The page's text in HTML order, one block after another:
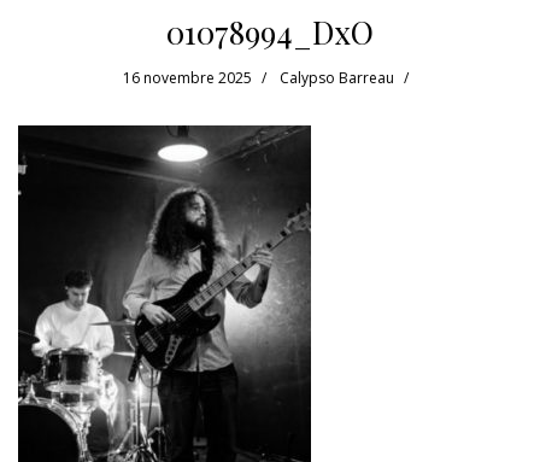
01078994_DxO
16 novembre 2025 Calypso Barreau